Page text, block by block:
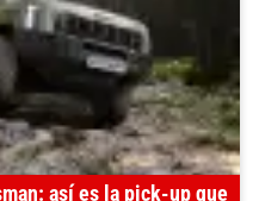
así es la pick-up que